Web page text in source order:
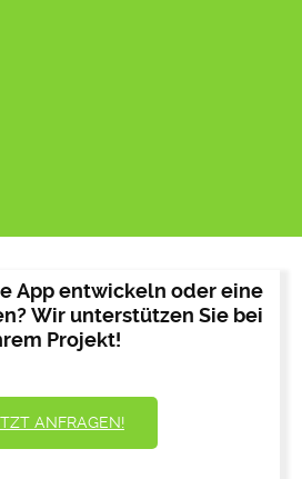
App entwickeln oder eine
Wir unterstützen Sie bei
Projekt!
ANFRAGEN!